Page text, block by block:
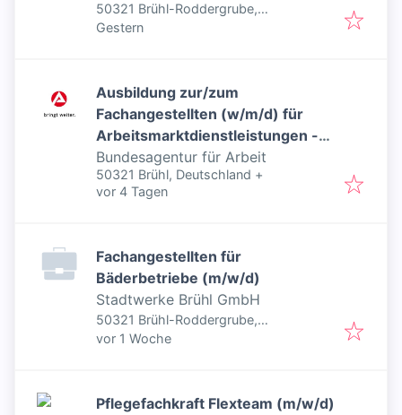
50321 Brühl-Roddergrube,
Deutschland
Veröffentlicht
Gestern
Ausbildung zur/zum
Fachangestellten (w/m/d) für
Arbeitsmarktdienstleistungen -
Inklusiver Job
Bundesagentur für Arbeit
50321 Brühl, Deutschland +
Veröffentlicht
vor 4 Tagen
Fachangestellten für
Bäderbetriebe (m/w/d)
Stadtwerke Brühl GmbH
50321 Brühl-Roddergrube,
Deutschland
Veröffentlicht
vor 1 Woche
Pflegefachkraft Flexteam (m/w/d)